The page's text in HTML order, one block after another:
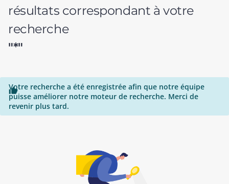
résultats correspondant à votre
recherche
"*"

Votre recherche a été enregistrée afin que notre équipe
puisse améliorer notre moteur de recherche. Merci de
revenir plus tard.